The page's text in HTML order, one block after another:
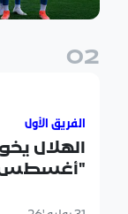
02
الفريق الأول
الهلال